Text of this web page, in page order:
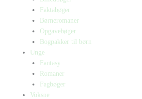
Faktabøger
Børneromaner
Opgavebøger
Bogpakker til børn
Unge
Fantasy
Romaner
Fagbøger
Voksne